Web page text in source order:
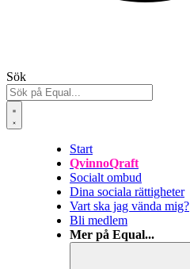
Sök
Start
QvinnoQraft
Socialt ombud
Dina sociala rättigheter
Vart ska jag vända mig?
Bli medlem
Mer på Equal...